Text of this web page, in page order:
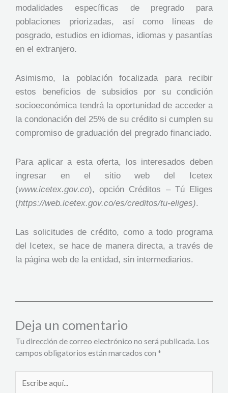
modalidades específicas de pregrado para
poblaciones priorizadas, así como líneas de
posgrado, estudios en idiomas, idiomas y pasantías
en el extranjero.
Asimismo, la población focalizada para recibir
estos beneficios de subsidios por su condición
socioeconómica tendrá la oportunidad de acceder a
la condonación del 25% de su crédito si cumplen su
compromiso de graduación del pregrado financiado.
Para aplicar a esta oferta, los interesados deben
ingresar en el sitio web del Icetex
(www.icetex.gov.co), opción Créditos – Tú Eliges
(https://web.icetex.gov.co/es/creditos/tu-eliges).
Las solicitudes de crédito, como a todo programa
del Icetex, se hace de manera directa, a través de
la página web de la entidad, sin intermediarios.
Deja un comentario
Tu dirección de correo electrónico no será publicada. Los
campos obligatorios están marcados con *
aquí...